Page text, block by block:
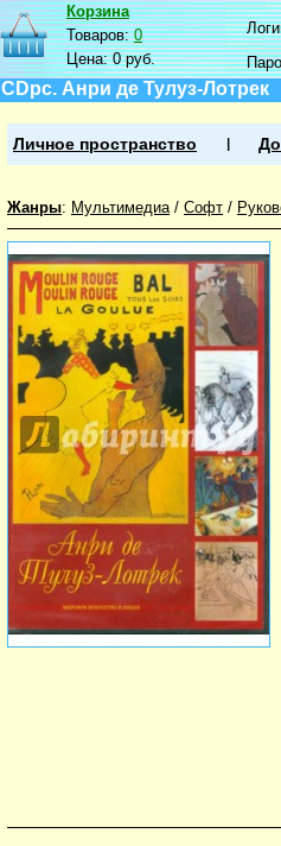
Корзина
Товаров:0
Цена:0 руб.
CDpc. Анри де Тулуз-Лотрек
Личное пространство
Жанры: Мультимедиа/ Софт /